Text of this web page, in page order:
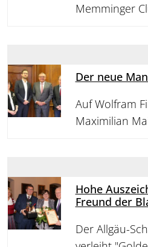
Memminger
Der neue
Auf Wolfram
Maximilian
Hohe
Freund der
Der Allgäu-